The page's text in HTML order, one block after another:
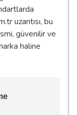
uzantısı, bu
güvenilir ve
haline